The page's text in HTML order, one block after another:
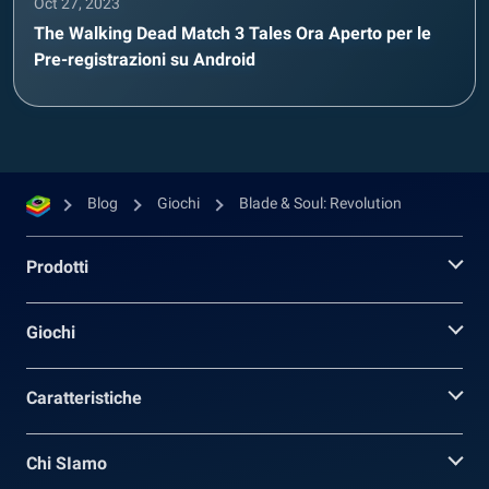
The Walking Dead Match 3 Tales Ora Aperto per le
Pre-registrazioni su Android
Blog Giochi Blade & Soul: Revolution
Prodotti
Giochi
Caratteristiche
Chi SIamo